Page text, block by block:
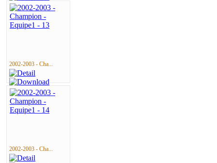
2002-2003 - Cha...
2002-2003 - Cha...